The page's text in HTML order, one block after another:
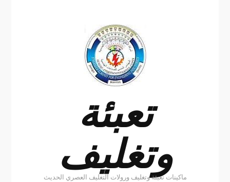
تعبئة
وتغليف
ماكينات تعبئة وتغليف ورولات التغليف العصري الحديث